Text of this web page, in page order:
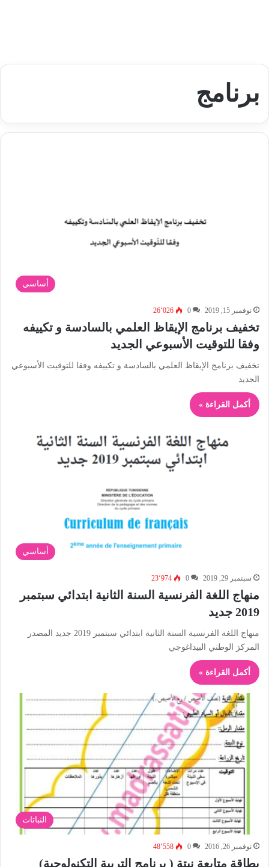
برنامج
أساسي
نوفمبر 15, 2019 0 26٬026
تخفيف برنامج الإيقاظ العلمي بالسادسة و تكييفه
وفقا للتوقيت الأسبوعي الجديد
تخفيف برنامج الإيقاظ العلمي بالسادسة و تكييفه وفقا للتوقيت الأسبوعي
الجديد
أكمل القراءة »
أساسي
سبتمبر 29, 2019 0 23٬974
منهاج اللغة الفرنسية السنة الثانية ابتدائي سبتمبر
2019 جديد
منهاج اللغة الفرنسية السنة الثانية ابتدائي سبتمبر 2019 جديد المصدر
المركز الوطني البيداغوجي
أكمل القراءة »
النباتات
نوفمبر 26, 2016 0 48٬558
بطاقة متابعة نبتة ( برنامج التربية التكنولوجية)